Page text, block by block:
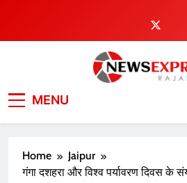
content
MENU
Home
Jaipur
गंगा दशहरा और विश्व पर्यावरण दिवस के